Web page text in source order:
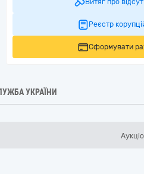
Витяг про
Реєстр
Сформувати
УКРАЇНИ